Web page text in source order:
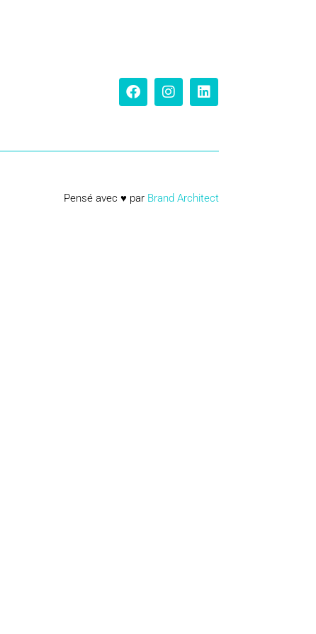
Pensé avec ♥ par Brand Architect